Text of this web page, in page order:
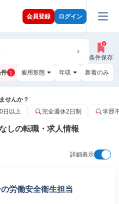
会員登録 ログイン
条件保存
件 1 雇用形態 年収 新着のみ
せんか？
日以上 完全週休2日制 学歴
しの転職・求人情報
詳細表示
労働安全衛生担当